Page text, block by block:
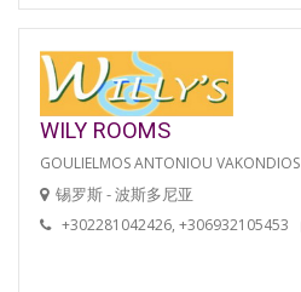
WILY ROOMS
GOULIELMOS ANTONIOU VAKONDIOS
锡罗斯 - 波斯多尼亚
+302281042426, +306932105453